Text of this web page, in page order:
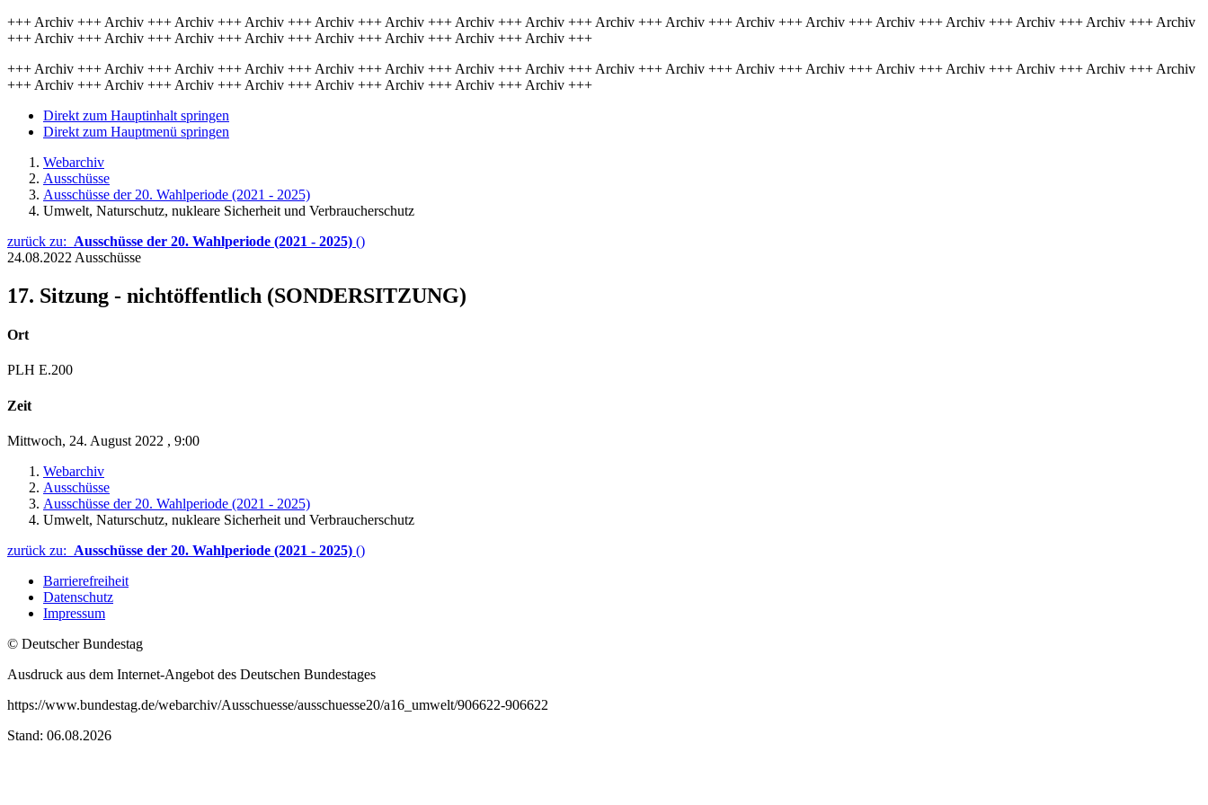
+++ Archiv +++ Archiv +++ Archiv +++ Archiv +++ Archiv +++ Archiv +++ Archiv +++ Archiv +++ Archiv +++ Archiv +++ Archiv +++ Archiv +++ Archiv +++ Archiv +++ Archiv +++ Archiv +++ Archiv
+++ Archiv +++ Archiv +++ Archiv +++ Archiv +++ Archiv +++ Archiv +++ Archiv +++ Archiv +++
+++ Archiv +++ Archiv +++ Archiv +++ Archiv +++ Archiv +++ Archiv +++ Archiv +++ Archiv +++ Archiv +++ Archiv +++ Archiv +++ Archiv +++ Archiv +++ Archiv +++ Archiv +++ Archiv +++ Archiv
+++ Archiv +++ Archiv +++ Archiv +++ Archiv +++ Archiv +++ Archiv +++ Archiv +++ Archiv +++
Direkt zum Hauptinhalt springen
Direkt zum Hauptmenü springen
Webarchiv
Ausschüsse
Ausschüsse der 20. Wahlperiode (2021 - 2025)
Umwelt, Naturschutz, nukleare Sicherheit und Verbraucherschutz
zurück zu: Ausschüsse der 20. Wahlperiode (2021 - 2025) ()
24.08.2022 Ausschüsse
17. Sitzung - nichtöffentlich (SONDERSITZUNG)
Ort
PLH E.200
Zeit
Mittwoch, 24. August 2022 , 9:00
Webarchiv
Ausschüsse
Ausschüsse der 20. Wahlperiode (2021 - 2025)
Umwelt, Naturschutz, nukleare Sicherheit und Verbraucherschutz
zurück zu: Ausschüsse der 20. Wahlperiode (2021 - 2025) ()
Barrierefreiheit
Datenschutz
Impressum
© Deutscher Bundestag
Ausdruck aus dem Internet-Angebot des Deutschen Bundestages
https://www.bundestag.de/webarchiv/Ausschuesse/ausschuesse20/a16_umwelt/906622-906622
Stand: 06.08.2026